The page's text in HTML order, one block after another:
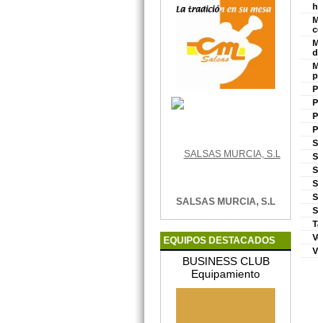
SALSAS MURCIA, S.L
EQUIPOS DESTACADOS
BUSINESS CLUB
Equipamiento